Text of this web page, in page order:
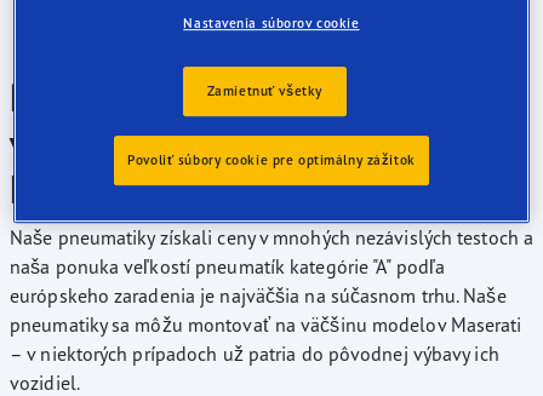
Pneumatiky Goodyear sú
vynikajúce pre vaše vozidlo
Maserati
Naše pneumatiky získali ceny v mnohých nezávislých testoch a
naša ponuka veľkostí pneumatík kategórie "A" podľa
európskeho zaradenia je najväčšia na súčasnom trhu. Naše
pneumatiky sa môžu montovať na väčšinu modelov Maserati
– v niektorých prípadoch už patria do pôvodnej výbavy ich
vozidiel.
Nastavenia súborov cookie
Zamietnuť všetky
Povoliť súbory cookie pre optimálny zážitok